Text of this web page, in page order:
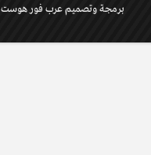
برمجة وتصميم عرب فور هوست